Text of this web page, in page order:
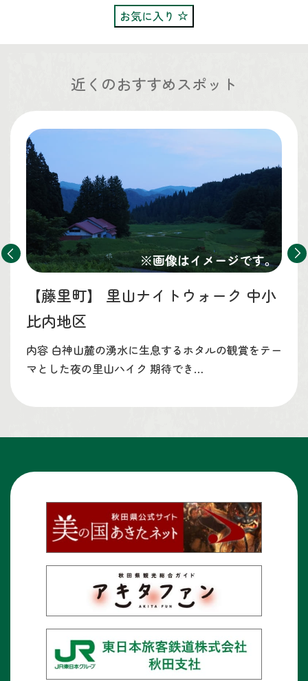
お気に入り
近くのおすすめスポット
【藤里町】
里山ナイトウォーク 中小
比内地区
内容 白神山麓の湧水に生息するホタルの観賞をテー
マとした夜の里山ハイク 期待でき…